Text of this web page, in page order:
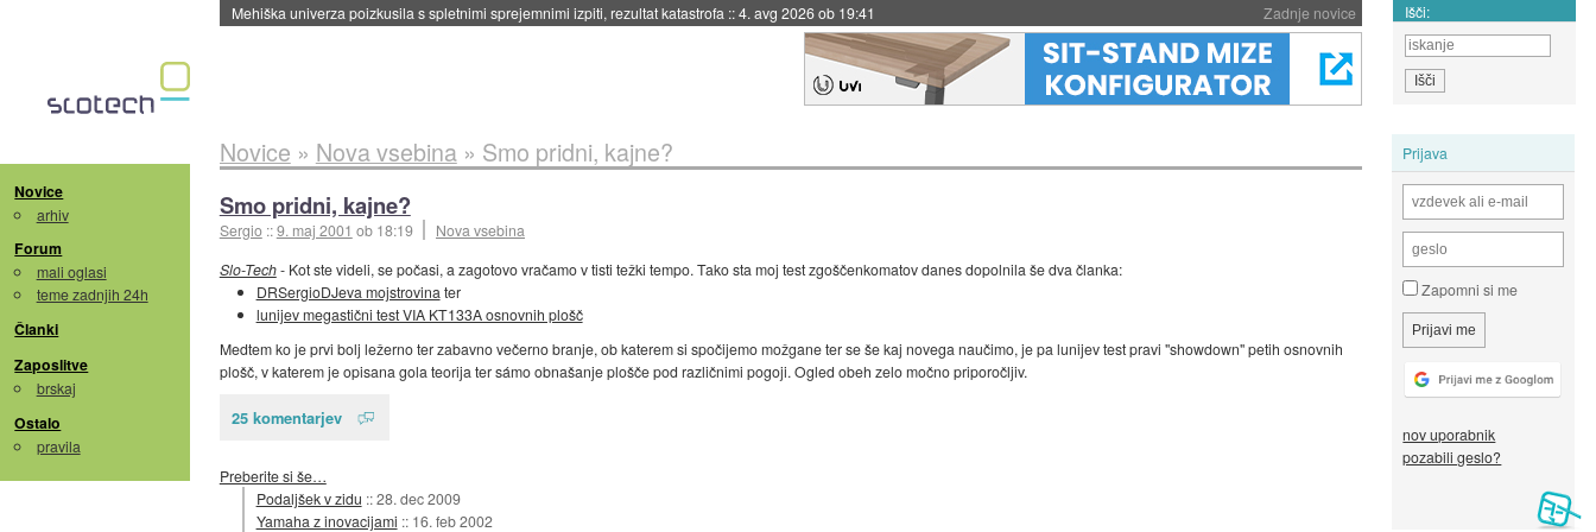
Zadnje novice
Evropska vesoljska agencija razvija svojo raketo za večkratno uporabo::4. avg 2026 ob 19:41 Išči:
Novice
arhiv
Forum
mali oglasi
teme zadnjih 24h
Članki
Zaposlitve
brskaj
Ostalo
pravila
Prijava
Zapomni si me
nov uporabnik
pozabili geslo?
Novice » Nova vsebina» Smo pridni, kajne?
Smo pridni, kajne?
Sergio ::9. maj 2001 ob 18:19
Nova vsebina
Slo-Tech- Kot ste videli, se počasi, a zagotovo vračamo v tisti težki tempo. Tako sta moj test zgoščenkomatov danes dopolnila še dva članka:
DRSergioDJeva mojstrovina ter
lunijev megastični test VIA KT133A osnovnih plošč
Medtem ko je prvi bolj ležerno ter zabavno večerno branje, ob katerem si spočijemo možgane ter se še kaj novega naučimo, je pa lunijev test pravi "showdown" petih osnovnih
plošč, v katerem je opisana gola teorija ter sámo obnašanje plošče pod različnimi pogoji. Ogled obeh zelo močno priporočljiv.
25 komentarjev
Preberite si še…
Podaljšek v zidu ::28. dec 2009
Yamaha z inovacijami :: 16. feb 2002